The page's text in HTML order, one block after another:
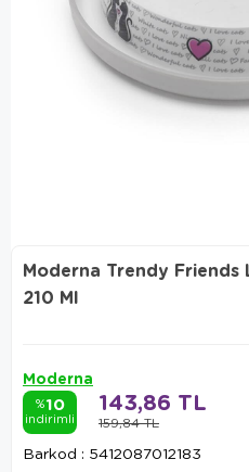
Moderna Trendy Friends
210 Ml
Moderna
%10
indirimli 159,84 TL
143,86 TL
Barkod : 5412087012183